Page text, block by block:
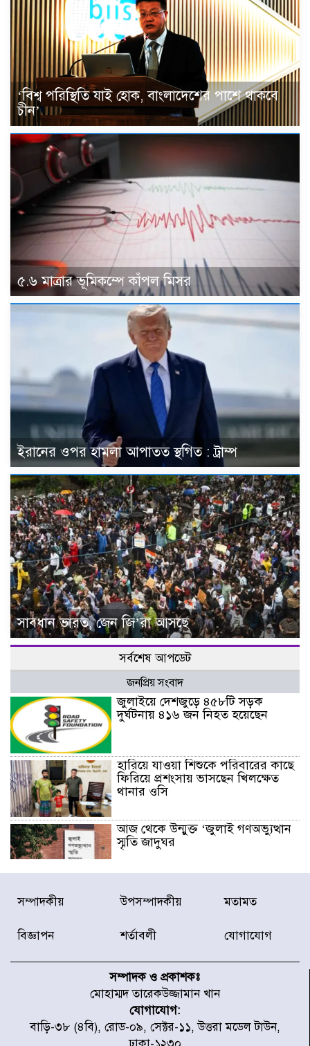
‘বিশ্ব পরিস্থিতি যাই হোক, বাংলাদেশের পাশে থাকবে
চীন’
৫.৬ মাত্রার ভূমিকম্পে কাঁপল মিসর
ইরানের ওপর হামলা আপাতত স্থগিত : ট্রাম্প
সাবধান ভারত, জেন জি’রা আসছে
সর্বশেষ আপডেট
জনপ্রিয় সংবাদ
জুলাইয়ে দেশজুড়ে ৪৫৮টি সড়ক
দুর্ঘটনায় ৪১৬ জন নিহত হয়েছেন
হারিয়ে যাওয়া শিশুকে পরিবারের কাছে
ফিরিয়ে প্রশংসায় ভাসছেন খিলক্ষেত
থানার ওসি
আজ থেকে উন্মুক্ত ‘জুলাই গণঅভ্যুত্থান
স্মৃতি জাদুঘর
রাজধানীর উত্তরা আঞ্চলিক পাসপোর্ট
অফিসের সামনে দালাল চক্রের ১৩ জন
করেছে র‌্যাব-১
চূড়ান্ত পর্যায়ে : ইরান
প্রত্যেক অপরাধীর বিচার এ দেশেই
হবে, সে যত শক্তিশালীই হোক না কেন,
সম্পাদকীয় উপসম্পাদকীয় মতামত
বিজ্ঞাপন শর্তাবলী যোগাযোগ
সম্পাদক ও প্রকাশকঃ
মোহাম্মদ তারেকউজ্জামান খান
যোগাযোগ:
বাড়ি-৩৮ (৪বি), রোড-০৯, সেক্টর-১১, উত্তরা মডেল টাউন,